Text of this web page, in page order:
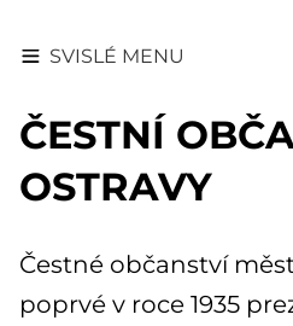
SVISLÉ MENU
ČESTNÍ
OSTRAVY
Čestné občanství
poprvé v roce 1935